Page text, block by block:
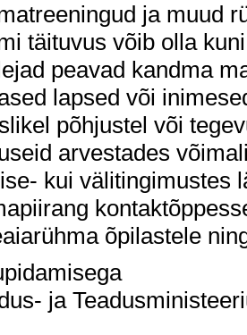
ja muud
täituvus võib olla
peavad kandma
lapsed või
põhjustel või
arvestades
kui välitingimustes
õpilastele
ja